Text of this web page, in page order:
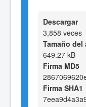
Descargar
3,858 veces
Tamaño del
649.27 kB
Firma MD5
Firma SHA1